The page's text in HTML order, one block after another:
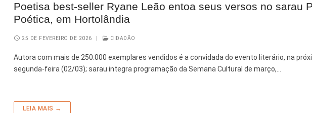
Planejamento Urbano e Gestão Estratégica
Segurança Pública
Serviços Urbanos
Poetisa best-seller Ryane Leão entoa seus versos no sarau
Poética, em Hortolândia
25 DE FEVEREIRO DE 2026 CIDADÃO
Autora com mais de 250.000 exemplares vendidos é a convidada do evento literário, na
segunda-feira (02/03); sarau integra programação da Semana Cultural de março,…
LEIA MAIS →